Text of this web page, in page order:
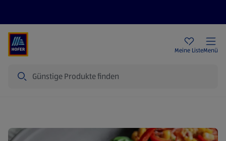
Meine ListeMenü